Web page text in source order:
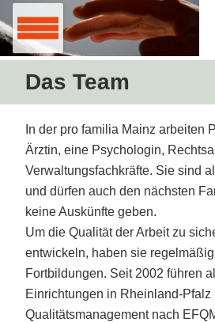
Das Team
In der pro familia Mainz arbeiten
Ärztin, eine Psychologin,
Verwaltungsfachkräfte. Sie sind
und dürfen auch den nächsten
keine Auskünfte geben.
Um die Qualität der Arbeit zu
entwickeln, haben sie
Fortbildungen. Seit 2002 führen
Einrichtungen in Rheinland-Pfalz
Qualitätsmanagement nach